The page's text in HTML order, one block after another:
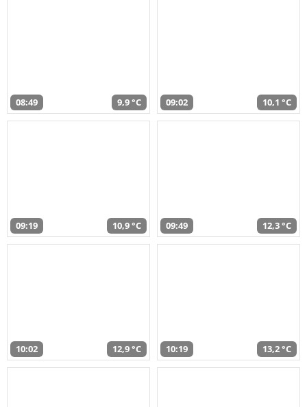
08:49 9,9 °C 09:02 10,1 °C
09:19 10,9 °C 09:49 12,3 °C
10:02 12,9 °C 10:19 13,2 °C